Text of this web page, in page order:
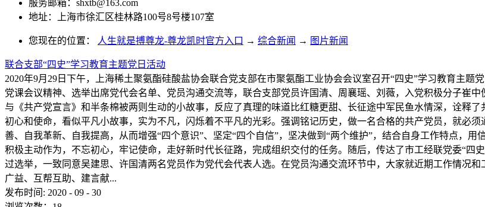
服务邮箱： shxtb@163.com
地址：上海市徐汇区桂林路100号8号楼107室
您现在的位置： 人生就是搏尊龙-尊龙凯时官方入口 → 综合新闻 → 图片新闻
联合支部“四史”学习教育主题党日活动
2020年9月29日下午，上海稀土聚氨酯硅酸盐协会联合党支部在市聚氨酯工业协会会议室召开“四史”学习教育主
党课会议精神、选举出席党代会名单、党员沟通交流等，联合支部党员许国清、周襄瑶、刘薇，入党积极分子崔
与《共产党宣言》和半条棉被两则生动的小故事，反应了真理的味道比红糖更甜、长征途中军民鱼水情深，诠释
初心和使命，看似平凡小故事，实为不凡，闪烁着不平凡的光彩。强调铭记历史，做一名合格的共产党员，就必
善、自我革新、自我提高，从而增强“四个意识”、坚定“四个自信”，坚决做到“两个维护”，结合自身工作特点，
积极主动作为，不忘初心，牢记使命，走好新时代长征路，完成组织交付的任务。随后，传达了市工经联党委“四
过选举，一致同意吴建思、许国清两名党员作为党代会代表人选。在党员沟通交流环节中，大家就近期工作情况
广益、互帮互助、建言献...
发布时间: 2020 - 09 - 30